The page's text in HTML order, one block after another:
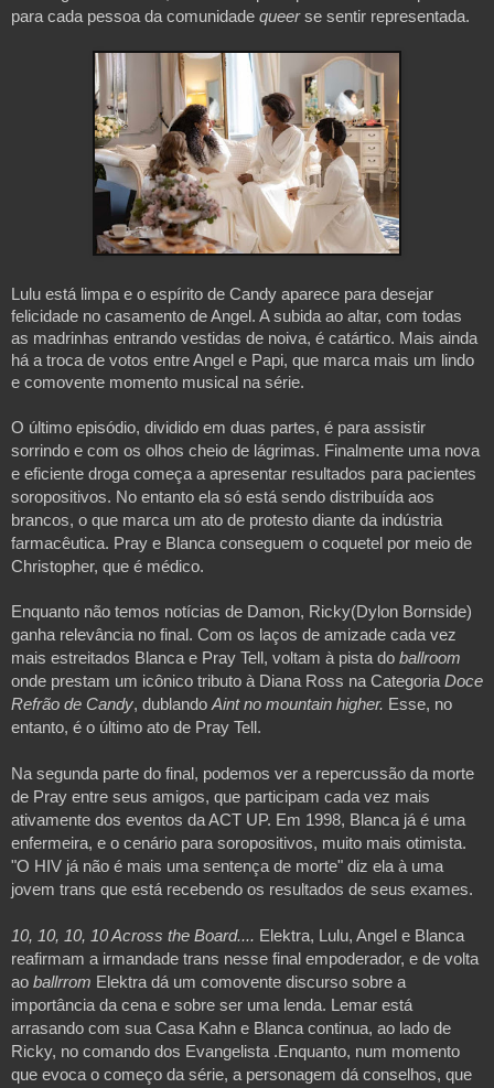
para cada pessoa da comunidade queer se sentir representada.
Lulu está limpa e o espírito de Candy aparece para desejar
felicidade no casamento de Angel. A subida ao altar, com todas
as madrinhas entrando vestidas de noiva, é catártico. Mais ainda
há a troca de votos entre Angel e Papi, que marca mais um lindo
e comovente momento musical na série.
O último episódio, dividido em duas partes, é para assistir
sorrindo e com os olhos cheio de lágrimas. Finalmente uma nova
e eficiente droga começa a apresentar resultados para pacientes
soropositivos. No entanto ela só está sendo distribuída aos
brancos, o que marca um ato de protesto diante da indústria
farmacêutica. Pray e Blanca conseguem o coquetel por meio de
Christopher, que é médico.
Enquanto não temos notícias de Damon, Ricky(Dylon Bornside)
ganha relevância no final. Com os laços de amizade cada vez
mais estreitados Blanca e Pray Tell, voltam à pista do
onde prestam um icônico tributo à Diana Ross na Categoria Doce
Refrão de Candy, dublando Aint no mountain higher. Esse, no
entanto, é o último ato de Pray Tell.
Na segunda parte do final, podemos ver a repercussão da morte
de Pray entre seus amigos, que participam cada vez mais
ativamente dos eventos da ACT UP. Em 1998, Blanca já é uma
enfermeira, e o cenário para soropositivos, muito mais otimista.
"O HIV já não é mais uma sentença de morte" diz ela à uma
jovem trans que está recebendo os resultados de seus exames.
10, 10, 10, 10 Across the Board.... Elektra, Lulu, Angel e Blanca
reafirmam a irmandade trans nesse final empoderador, e de volta
ao ballrrom Elektra dá um comovente discurso sobre a
importância da cena e sobre ser uma lenda. Lemar está
arrasando com sua Casa Kahn e Blanca continua, ao lado de
Ricky, no comando dos Evangelista .Enquanto, num momento
que evoca o começo da série, a personagem dá conselhos, que